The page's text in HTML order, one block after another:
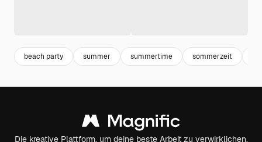
beach party summer summertime sommerzeit
Die kreative Plattform, um deine beste Arbeit zu verwirklichen.